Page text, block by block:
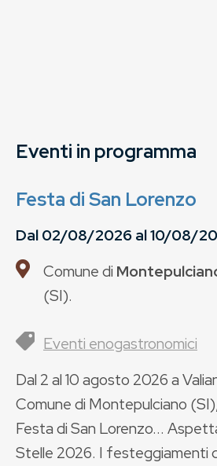
Eventi in programma
Festa di San Lorenzo
Dal02/08/2026al10/08/
Comune di
(SI).
Eventi enogastronomici
Dal 2 al 10 agosto 2026 a
Comune di Montepulciano
Festa di San Lorenzo...
Stelle 2026. I festeggiamenti